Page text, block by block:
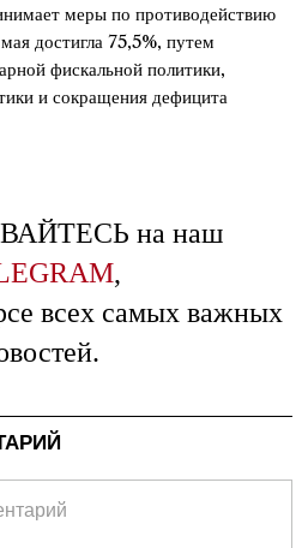
меры по противодействию
достигла 75,5%, путем
фискальной политики,
и сокращения дефицита
на наш
,
всех самых важных